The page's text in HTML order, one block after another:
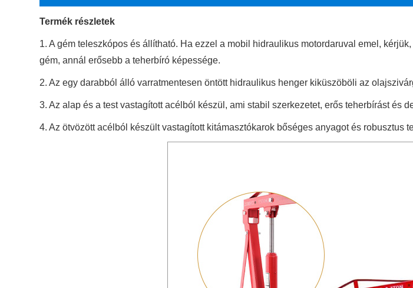
Termék részletek
1. A gém teleszkópos és állítható. Ha ezzel a mobil hidraulikus motordaruval emel,
gém, annál erősebb a teherbíró képessége.
2. Az egy darabból álló varratmentesen öntött hidraulikus henger kiküszöböli az
3. Az alap és a test vastagított acélból készül, ami stabil szerkezetet, erős teherbírást és
4. Az ötvözött acélból készült vastagított kitámasztókarok bőséges anyagot és robusztus